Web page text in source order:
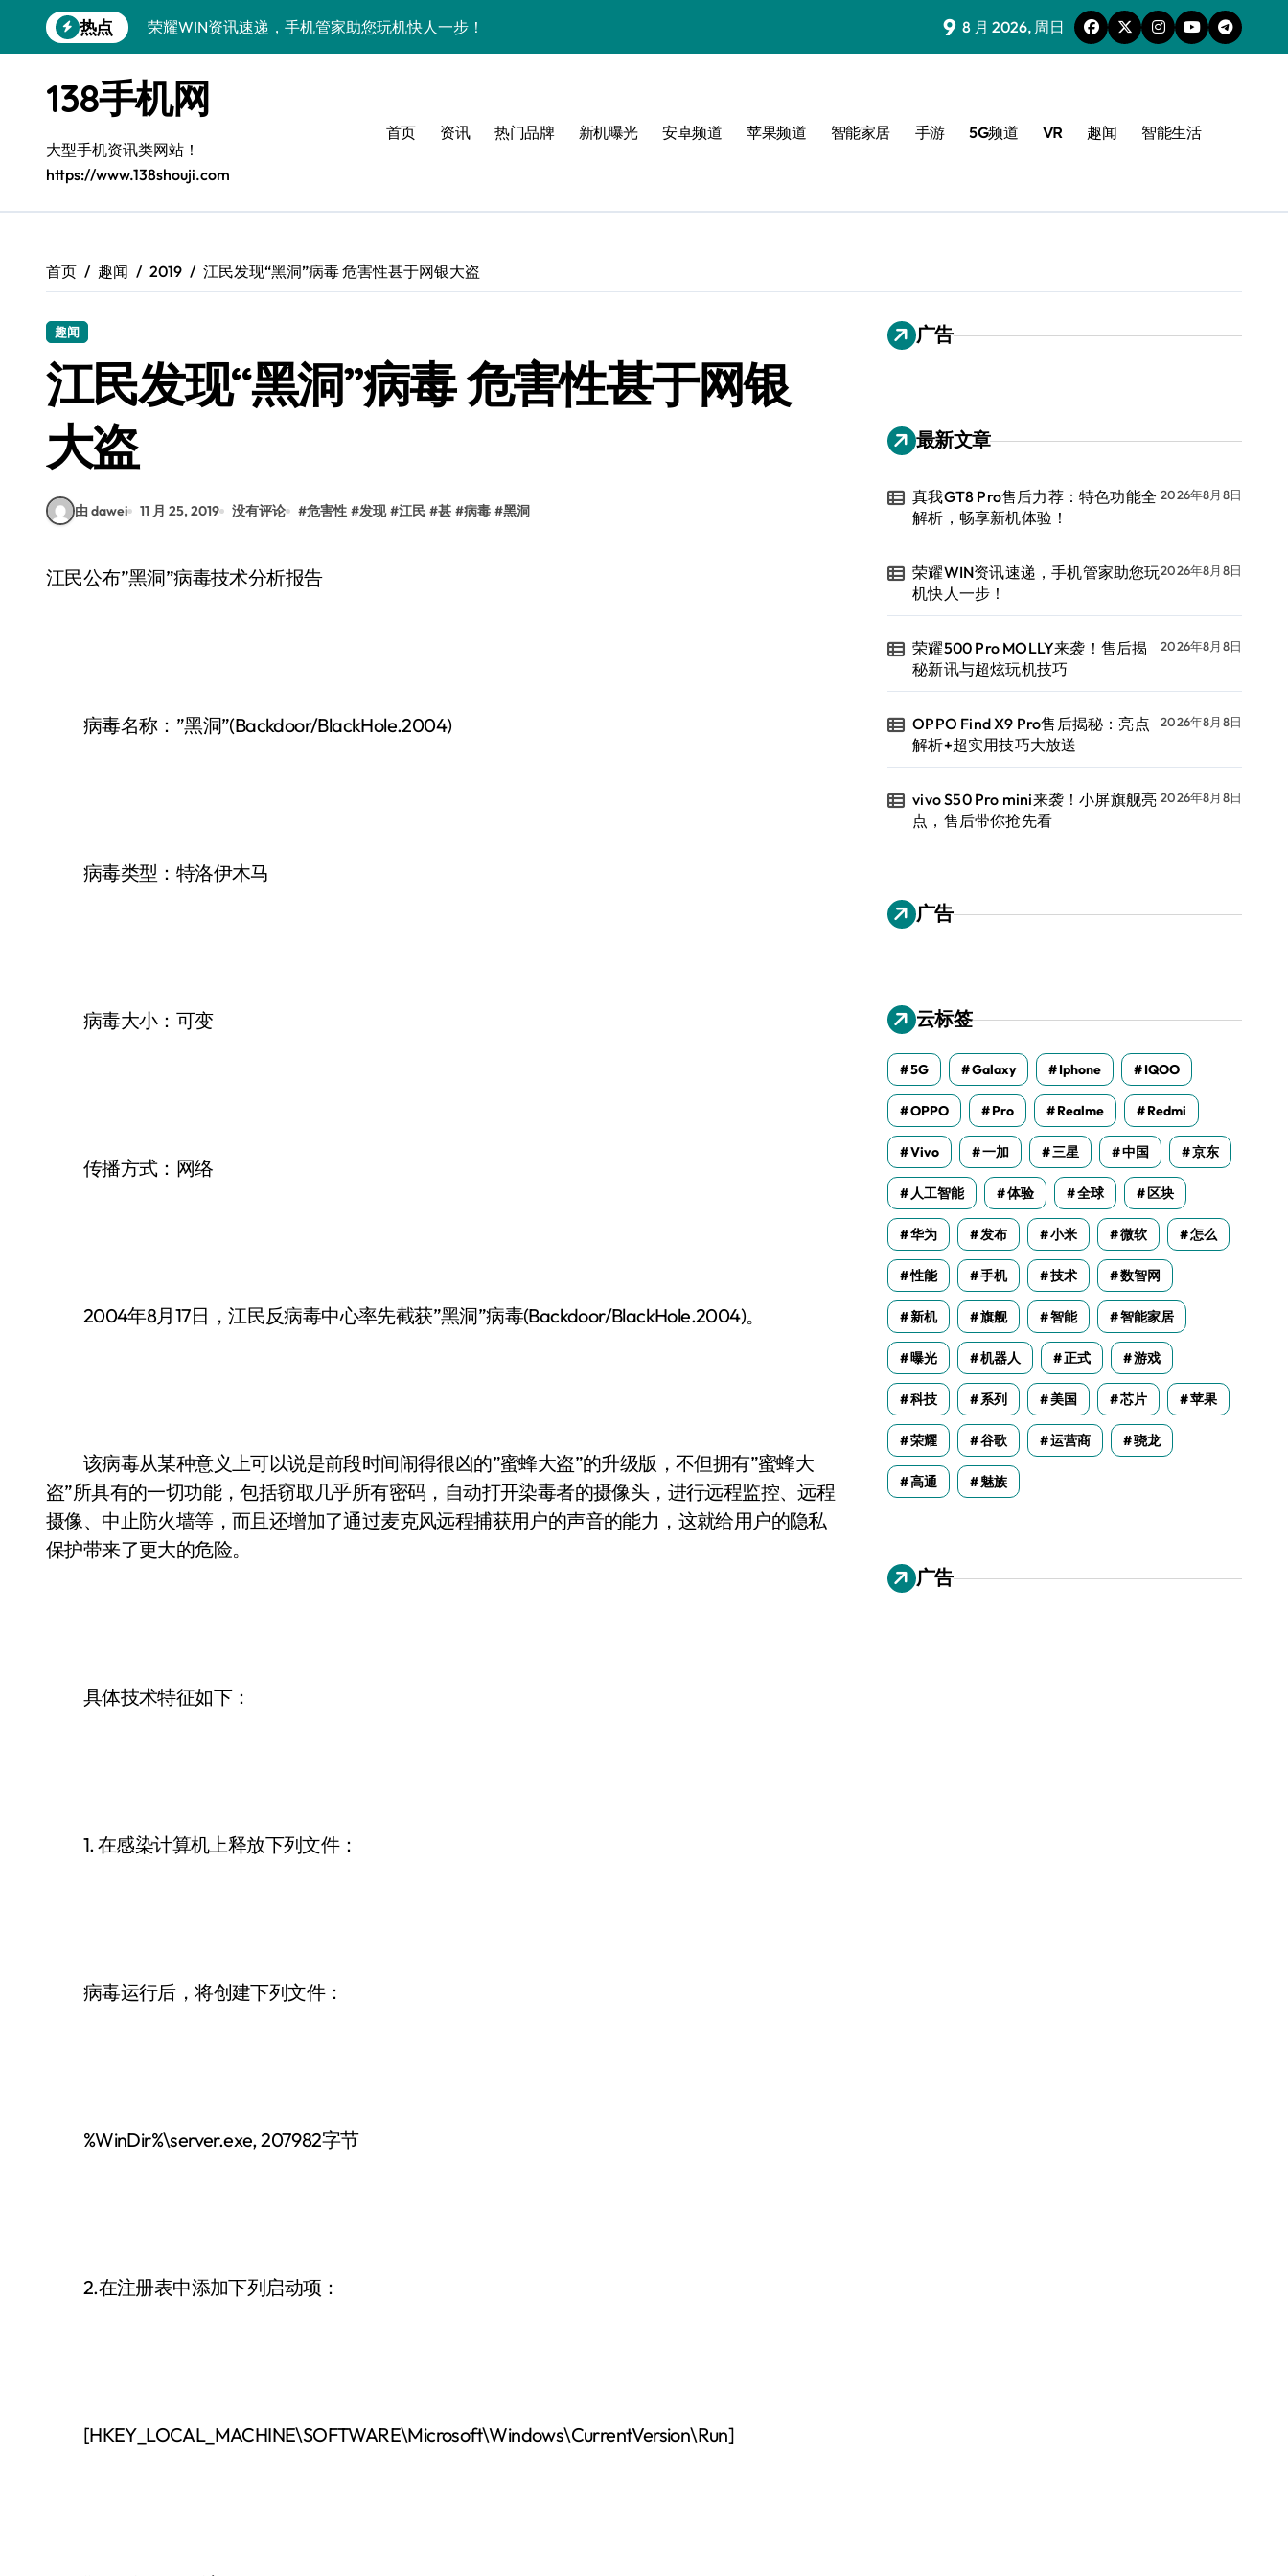
到
热点
荣耀WIN资讯速递，手机管家助您玩机快人一步！
OPPO Find X9 Pro售后揭秘：亮点解析+超实用技巧大放送
vivo S50 Pro mini来袭！小屏旗舰亮点，售后带你抢先看
REDMI K90售后揭秘：亮点配置全解析，速来围观！
OPPO Find X9售后揭秘：亮点特色玩法，一次全掌握！
华为nova 15 Ultra新功能解锁，售后邀您共享最新优惠！
真我GT8 Pro售后力荐：特色功能全解析，畅享新机体验！
9 8 月 2026, 周日
138手机网
大型手机资讯类网站！
https://www.138shouji.com
首页 资讯 热门品牌 新机曝光 安卓频道 苹果频道 智能家居 手游 5G频道 VR 趣闻 智能生活
首页 趣闻 2019 江民发现“黑洞”病毒 危害性甚于网银大盗
趣闻
江民发现“黑洞”病毒 危害性甚于网银
大盗
由 dawei 11 月 25, 2019 没有评论 #危害性 #发现 #江民 #甚 #病毒 #黑洞
江民公布”黑洞”病毒技术分析报告
病毒名称：”黑洞”(Backdoor/BlackHole.2004)
病毒类型：特洛伊木马
病毒大小：可变
传播方式：网络
2004年8月17日，江民反病毒中心率先截获”黑洞”病毒(Backdoor/BlackHole.2004)。
该病毒从某种意义上可以说是前段时间闹得很凶的”蜜蜂大盗”的升级版，不但拥有”蜜蜂大
盗”所具有的一切功能，包括窃取几乎所有密码，自动打开染毒者的摄像头，进行远程监控、远程
摄像、中止防火墙等，而且还增加了通过麦克风远程捕获用户的声音的能力，这就给用户的隐私
保护带来了更大的危险。
具体技术特征如下：
1. 在感染计算机上释放下列文件：
病毒运行后，将创建下列文件：
%WinDir%\server.exe, 207982字节
2.在注册表中添加下列启动项：
[HKEY_LOCAL_MACHINE\SOFTWARE\Microsoft\Windows\CurrentVersion\Run]
广告
最新文章
真我GT8 Pro售后力荐：特色功能全
解析，畅享新机体验！
2026年8月8日
荣耀WIN资讯速递，手机管家助您玩
机快人一步！
2026年8月8日
荣耀500 Pro MOLLY来袭！售后揭
秘新讯与超炫玩机技巧
2026年8月8日
OPPO Find X9 Pro售后揭秘：亮点
解析+超实用技巧大放送
2026年8月8日
vivo S50 Pro mini来袭！小屏旗舰亮
点，售后带你抢先看
2026年8月8日
广告
云标签
5G Galaxy Iphone IQOO
OPPO Pro Realme Redmi
Vivo 一加 三星 中国 京东
人工智能 体验 全球 区块
华为 发布 小米 微软 怎么
性能 手机 技术 数智网
新机 旗舰 智能 智能家居
曝光 机器人 正式 游戏
科技 系列 美国 芯片 苹果
荣耀 谷歌 运营商 骁龙
高通 魅族
广告